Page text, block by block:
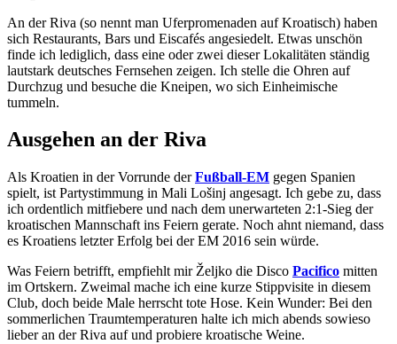
An der Riva (so nennt man Uferpromenaden auf Kroatisch) haben
sich Restaurants, Bars und Eiscafés angesiedelt. Etwas unschön
finde ich lediglich, dass eine oder zwei dieser Lokalitäten ständig
lautstark deutsches Fernsehen zeigen. Ich stelle die Ohren auf
Durchzug und besuche die Kneipen, wo sich Einheimische
tummeln.
Ausgehen an der Riva
Als Kroatien in der Vorrunde derFußball-EM gegen Spanien
spielt, ist Partystimmung in Mali Lošinj angesagt. Ich gebe zu, dass
ich ordentlich mitfiebere und nach dem unerwarteten 2:1-Sieg der
kroatischen Mannschaft ins Feiern gerate. Noch ahnt niemand, dass
es Kroatiens letzter Erfolg bei der EM 2016 sein würde.
Was Feiern betrifft, empfiehlt mir Željko die Disco Pacifico mitten
im Ortskern. Zweimal mache ich eine kurze Stippvisite in diesem
Club, doch beide Male herrscht tote Hose. Kein Wunder: Bei den
sommerlichen Traumtemperaturen halte ich mich abends sowieso
lieber an der Riva auf und probiere kroatische Weine.